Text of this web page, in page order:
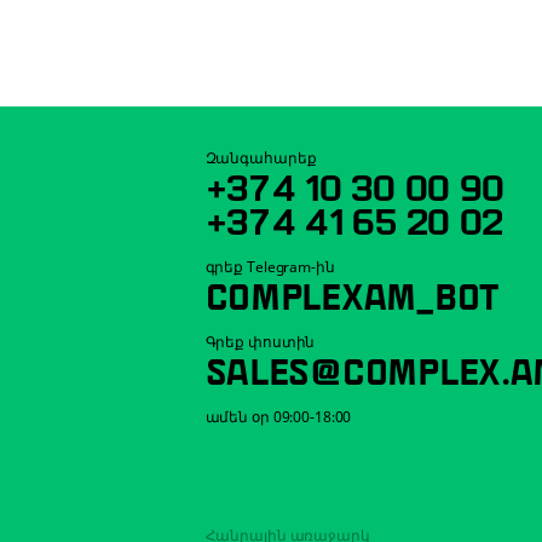
Զանգահարեք
+374 10 30 00 90
+374 41 65 20 02
գրեք Telegram-ին
COMPLEXAM_BOT
Գրեք փոստին
ամեն օր 09:00-18:00
Հանրային առաջարկ